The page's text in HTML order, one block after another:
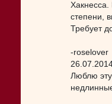
Хакнесса.
степени,
Требует
-roselover
Люблю